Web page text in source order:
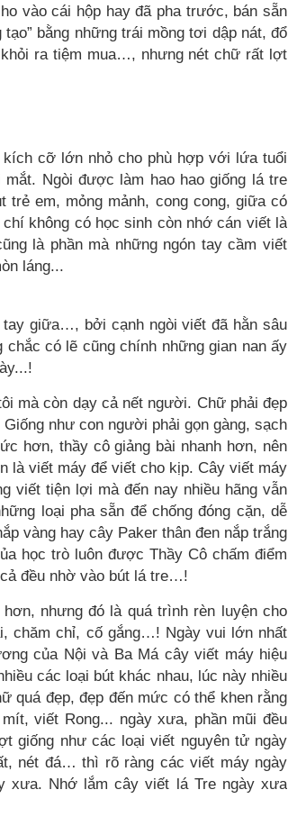
vào cái hộp hay đã pha trước, bán sẵn
bằng những trái mồng tơi dập nát, đổ
ra tiệm mua…, nhưng nét chữ rất lợt
cỡ lớn nhỏ cho phù hợp với lứa tuổi
Ngòi được làm hao hao giống lá tre
em, mỏng mảnh, cong cong, giữa có
không có học sinh còn nhớ cán viết là
là phần mà những ngón tay cầm viết
láng...
giữa…, bởi cạnh ngòi viết đã hằn sâu
có lẽ cũng chính những gian nan ấy
mà còn dạy cả nết người. Chữ phải đẹp
như con người phải gọn gàng, sạch
hơn, thầy cô giảng bài nhanh hơn, nên
là viết máy để viết cho kịp. Cây viết máy
viết tiện lợi mà đến nay nhiều hãng vẫn
loại pha sẵn để chống đóng cặn, dễ
vàng hay cây Paker thân đen nắp trắng
học trò luôn được Thầy Cô chấm điểm
đều nhờ vào bút lá tre…!
nhưng đó là quá trình rèn luyện cho
chăm chỉ, cố gắng…! Ngày vui lớn nhất
của Nội và Ba Má cây viết máy hiệu
các loại bút khác nhau, lúc này nhiều
quá đẹp, đẹp đến mức có thể khen rằng
viết Rong... ngày xưa, phần mũi đều
giống như các loại viết nguyên tử ngày
nét đá… thì rõ ràng các viết máy ngày
xưa. Nhớ lắm cây viết lá Tre ngày xưa